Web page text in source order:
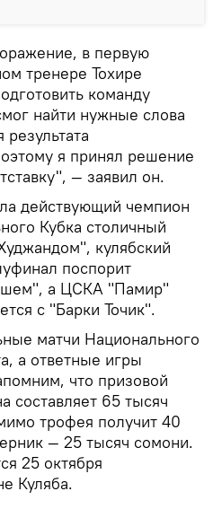
в первую
тренере Тохире
команду
найти нужные слова
я принял решение
— заявил он.
действующий чемпион
Кубка столичный
кулябский
поспорит
а ЦСКА "Памир"
с "Барки Точик".
матчи Национального
а ответные игры
что призовой
составляет 65 тысяч
трофея получит 40
— 25 тысяч сомони.
25 октября
Куляба.